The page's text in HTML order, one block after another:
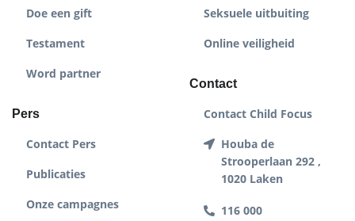
Doe een gift
Testament
Word partner
Pers
Contact Pers
Publicaties
Onze campagnes
Seksuele uitbuiting
Online veiligheid
Contact
Contact Child Focus
Houba de
Strooperlaan 292 ,
1020 Laken
116 000